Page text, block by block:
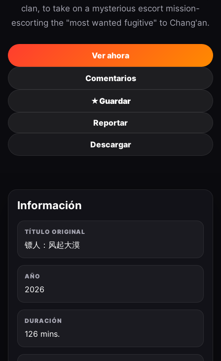
clan, to take on a mysterious escort mission-
escorting the "most wanted fugitive" to Chang'an.
Ver ahora
Comentarios
★Guardar
Reportar
Descargar
Información
TÍTULO ORIGINAL
镖人：风起大漠
AÑO
2026
DURACIÓN
126 mins.